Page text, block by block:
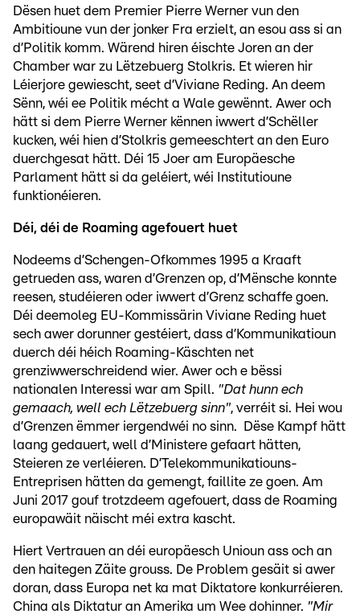
Dësen huet dem Premier Pierre Werner vun den
Ambitioune vun der jonker Fra erzielt, an esou ass si an
d’Politik komm. Wärend hiren éischte Joren an der
Chamber war zu Lëtzebuerg Stolkris. Et wieren hir
Léierjore gewiescht, seet d’Viviane Reding. An deem
Sënn, wéi ee Politik mécht a Wale gewënnt. Awer och
hätt si dem Pierre Werner kënnen iwwert d’Schëller
kucken, wéi hien d’Stolkris gemeeschtert an den Euro
duerchgesat hätt. Déi 15 Joer am Europäesche
Parlament hätt si da geléiert, wéi Institutioune
funktionéieren.
Déi, déi de Roaming agefouert huet
Nodeems d’Schengen-Ofkommes 1995 a Kraaft
getrueden ass, waren d’Grenzen op, d’Mënsche konnte
reesen, studéieren oder iwwert d’Grenz schaffe goen.
Déi deemoleg EU-Kommissärin Viviane Reding huet
sech awer dorunner gestéiert, dass d’Kommunikatioun
duerch déi héich Roaming-Käschten net
grenziwwerschreidend wier. Awer och e bëssi
nationalen Interessi war am Spill. "Dat hunn ech
gemaach, well ech Lëtzebuerg sinn", verréit si. Hei wou
d’Grenzen ëmmer iergendwéi no sinn. Dëse Kampf hätt
laang gedauert, well d’Ministere gefaart hätten,
Steieren ze verléieren. D’Telekommunikatiouns-
Entreprisen hätten da gemengt, faillite ze goen. Am
Juni 2017 gouf trotzdeem agefouert, dass de Roaming
europawäit näischt méi extra kascht.
Hiert Vertrauen an déi europäesch Unioun ass och an
den haitegen Zäite grouss. De Problem gesäit si awer
doran, dass Europa net ka mat Diktatore konkurréieren.
China als Diktatur an Amerika um Wee dohinner. "Mir